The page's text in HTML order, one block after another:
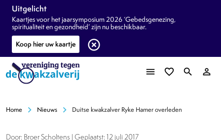
Uitgelicht
Kaartjes voor het jaarsymposium 2026 ‘Gebedsgenezing,
spiritualiteit en gezondheid’ zijn nu beschikbaar.
Koop hier uw kaartje
highlight_off
menu favorite_border search person_outline
Home chevron_right Nieuws chevron_right Duitse kwakzalver Ryke Hamer overleden
Door: Broer Scholtens | Geplaatst: 12 juli 2017